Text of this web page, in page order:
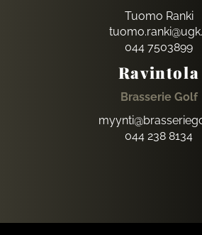
Tuomo Ranki
044 7503899
Ravintola
Brasserie Golf
044 238 8134